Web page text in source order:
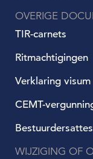
OVERIGE
TIR-carnets
Ritmachtigingen
Verklaring visum
CEMT-
WIJZIGING OF